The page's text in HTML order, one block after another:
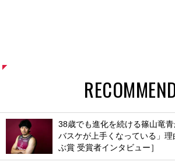
38歳でも進化を続ける篠山竜
バスケが上手くなっている」
ぶ賞 受賞者インタビュー］